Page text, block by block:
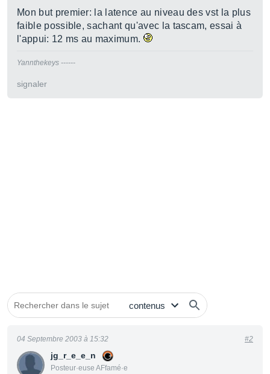
Mon but premier: la latence au niveau des vst la plus
faible possible, sachant qu'avec la tascam, essai à
l'appui: 12 ms au maximum.
Yannthekeys ------
signaler
jg_r_e_e_n
Posteur·euse AFfamé·e
04 Septembre 2003 à 15:32 #2